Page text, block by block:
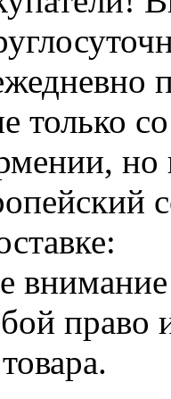
только
но
внимание